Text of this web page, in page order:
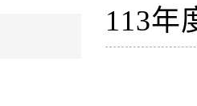
113年